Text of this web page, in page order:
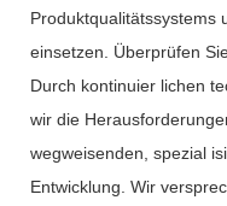
Produktqualitätssystems
einsetzen. Überprüfen
Durch kontinuier lichen
wir die
wegweisenden, spezial
Entwicklung. Wir